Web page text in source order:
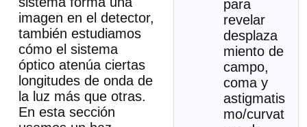
para
revelar
desplaza
miento de
campo,
coma y
astigmatis
mo/curvat
imagen en el detector,
también estudiamos
cómo el sistema
óptico atenúa ciertas
longitudes de onda de
la luz más que otras.
En esta sección